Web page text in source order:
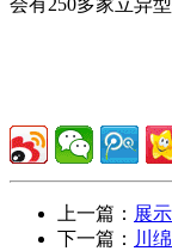
会有250多家立异
上一篇： 展
下一篇： 川